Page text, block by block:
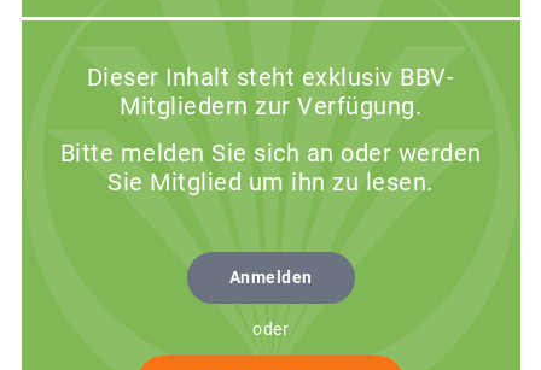
Dieser Inhalt steht exklusiv BBV-
Mitgliedern zur Verfügung.
Bitte melden Sie sich an oder werden
Sie Mitglied um ihn zu lesen.
Anmelden
oder